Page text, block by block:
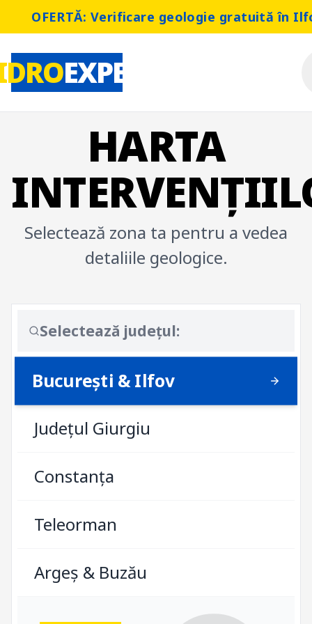
OFERTĂ: Verificare geologie gratuită în
EXPERT
HARTA
Selectează zona ta pentru a vedea
detaliile geologice.
Selectează județul:
București & Ilfov
Județul Giurgiu
Constanța
Teleorman
Argeș & Buzău